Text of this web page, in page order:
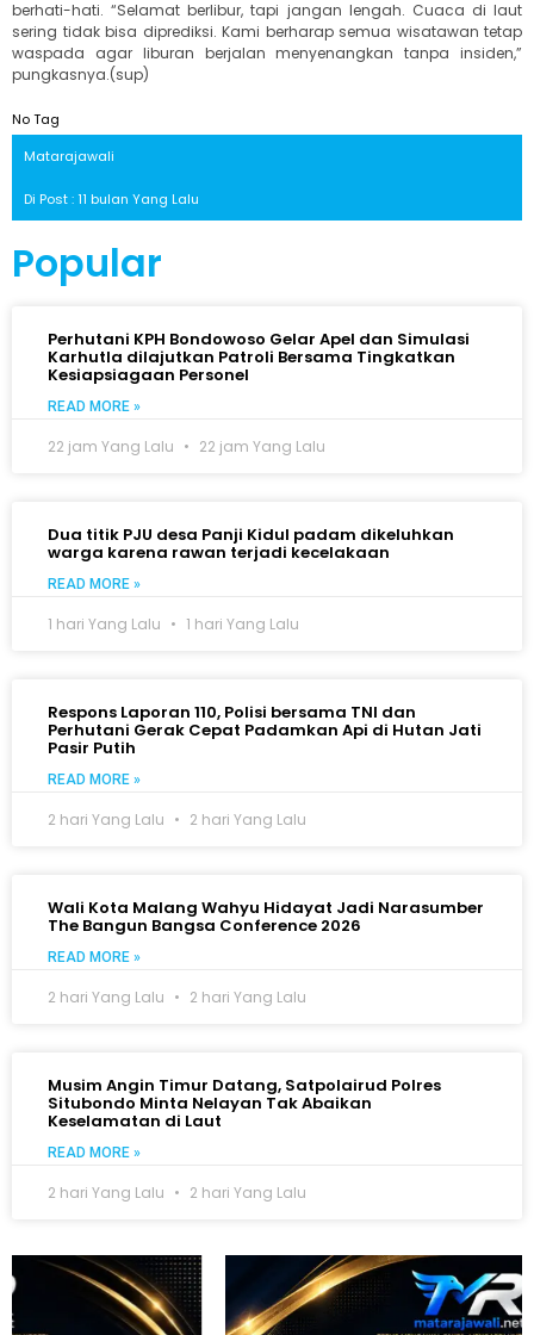
berhati-hati. “Selamat berlibur, tapi jangan lengah. Cuaca di laut
sering tidak bisa diprediksi. Kami berharap semua wisatawan tetap
waspada agar liburan berjalan menyenangkan tanpa insiden,”
pungkasnya.(sup)
No Tag
Matarajawali
Di Post : 11 bulan Yang Lalu
Popular
Perhutani KPH Bondowoso Gelar Apel dan Simulasi
Karhutla dilajutkan Patroli Bersama Tingkatkan
Kesiapsiagaan Personel
READ MORE »
22 jam Yang Lalu 22 jam Yang Lalu
Dua titik PJU desa Panji Kidul padam dikeluhkan
warga karena rawan terjadi kecelakaan
READ MORE »
1 hari Yang Lalu 1 hari Yang Lalu
Respons Laporan 110, Polisi bersama TNI dan
Perhutani Gerak Cepat Padamkan Api di Hutan Jati
Pasir Putih
READ MORE »
2 hari Yang Lalu 2 hari Yang Lalu
Wali Kota Malang Wahyu Hidayat Jadi Narasumber
The Bangun Bangsa Conference 2026
READ MORE »
2 hari Yang Lalu 2 hari Yang Lalu
Musim Angin Timur Datang, Satpolairud Polres
Situbondo Minta Nelayan Tak Abaikan
Keselamatan di Laut
READ MORE »
2 hari Yang Lalu 2 hari Yang Lalu